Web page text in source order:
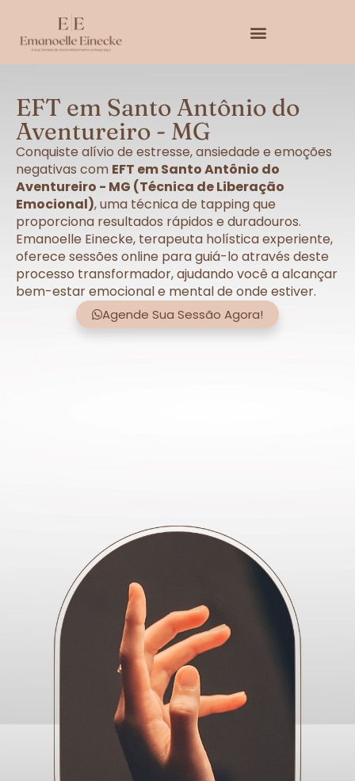
EFT em Santo Antônio do
Aventureiro - MG
Conquiste alívio de estresse, ansiedade e emoções
negativas com EFT em Santo Antônio do
Aventureiro - MG (Técnica de Liberação
Emocional), uma técnica de tapping que
proporciona resultados rápidos e duradouros.
Emanoelle Einecke, terapeuta holística experiente,
oferece sessões online para guiá-lo através deste
processo transformador, ajudando você a alcançar
bem-estar emocional e mental de onde estiver.
Agende Sua Sessão Agora!